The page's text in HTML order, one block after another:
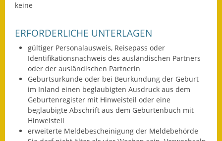
Sitzungsberichte 2019
Sitzungsberichte 2020
Gemeindeverwaltung
Haushalt & Finanzen
keine
ERFORDERLICHE UNTERLAGEN
gültiger Personalausweis, Reisepass oder
Identifikationsnachweis des ausländischen Partners
oder der ausländischen Partnerin
Geburtsurkunde oder bei Beurkundung der Geburt
im Inland einen beglaubigten Ausdruck aus dem
Geburtenregister mit Hinweisteil oder eine
beglaubigte Abschrift aus dem Geburtenbuch mit
Hinweisteil
erweiterte Meldebescheinigung der Meldebehörde